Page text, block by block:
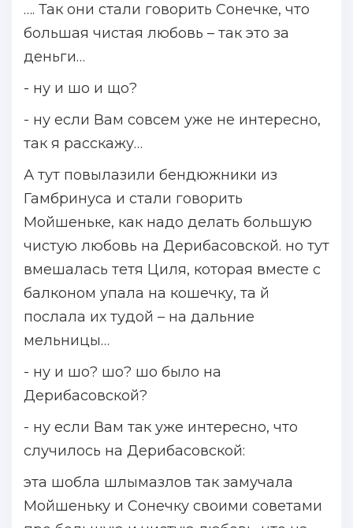
…. Так они стали говорить Сонечке, что
большая чистая любовь – так это за
деньги…
- ну и шо и що?
- ну если Вам совсем уже не интересно,
так я расскажу…
А тут повылазили бендюжники из
Гамбринуса и стали говорить
Мойшеньке, как надо делать большую
чистую любовь на Дерибасовской. но тут
вмешалась тетя Циля, которая вместе с
балконом упала на кошечку, та й
послала их тудой – на дальние
мельницы…
- ну и шо? шо? шо было на
Дерибасовской?
- ну если Вам так уже интересно, что
случилось на Дерибасовской:
эта шобла шлымазлов так замучала
Мойшеньку и Сонечку своими советами